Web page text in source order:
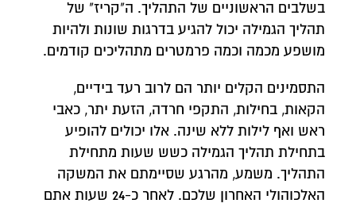
בשלבים הראשוניים של התהליך. ה"קריז" של
תהליך הגמילה יכול להגיע בדרגות שונות ולהיות
מושפע מכמה וכמה פרמטרים מתהליכים קודמים.
התסמינים הקלים יותר הם לרוב רעד בידיים,
הקאות, בחילות, התקפי חרדה, הזעת יתר, כאבי
ראש ואף לילות ללא שינה. אלו יכולים להופיע
בתחילת תהליך הגמילה כשש שעות מתחילת
התהליך. משמע, מהרגע שסיימתם את המשקה
האלכוהולי האחרון שלכם. לאחר כ-24 שעות אתם